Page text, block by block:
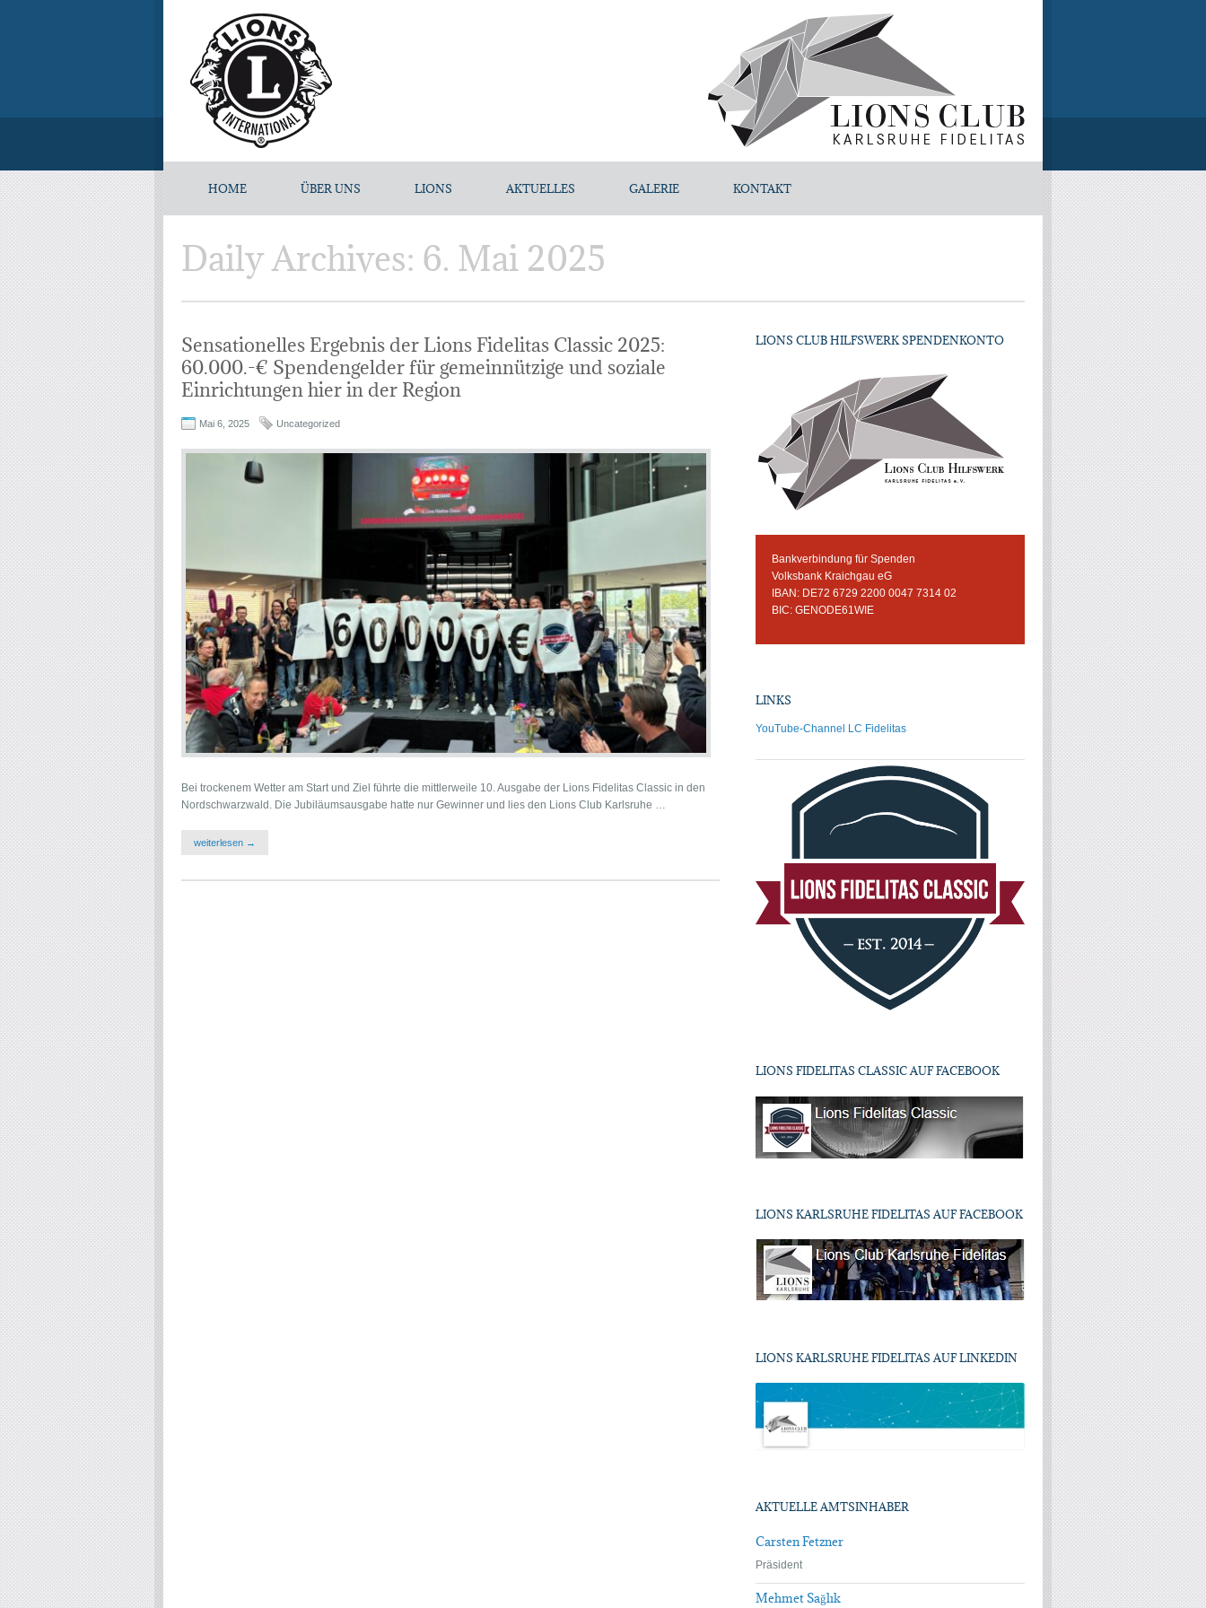
HOME ÜBER UNS LIONS AKTUELLES GALERIE KONTAKT
Daily Archives: 6. Mai 2025
Sensationelles Ergebnis der Lions Fidelitas Classic 2025:
60.000.-€ Spendengelder für gemeinnützige und soziale
Einrichtungen hier in der Region
Mai 6, 2025 Uncategorized
Bei trockenem Wetter am Start und Ziel führte die mittlerweile 10. Ausgabe der Lions Fidelitas Classic in den
Nordschwarzwald. Die Jubiläumsausgabe hatte nur Gewinner und lies den Lions Club Karlsruhe …
weiterlesen →
LIONS CLUB HILFSWERK SPENDENKONTO
Bankverbindung für Spenden
Volksbank Kraichgau eG
IBAN: DE72 6729 2200 0047 7314 02
BIC: GENODE61WIE
LINKS
YouTube-Channel LC Fidelitas
LIONS FIDELITAS CLASSIC AUF FACEBOOK
LIONS KARLSRUHE FIDELITAS AUF FACEBOOK
LIONS KARLSRUHE FIDELITAS AUF LINKEDIN
AKTUELLE AMTSINHABER
Carsten Fetzner
Präsident
Mehmet Sağlık